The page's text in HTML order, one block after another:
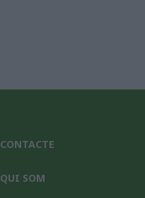
CONTACTE
QUI SOM